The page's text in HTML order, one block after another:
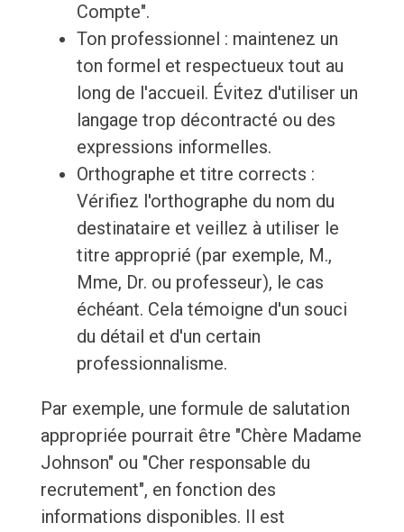
Compte".
Ton professionnel : maintenez un
ton formel et respectueux tout au
long de l'accueil. Évitez d'utiliser un
langage trop décontracté ou des
expressions informelles.
Orthographe et titre corrects :
Vérifiez l'orthographe du nom du
destinataire et veillez à utiliser le
titre approprié (par exemple, M.,
Mme, Dr. ou professeur), le cas
échéant. Cela témoigne d'un souci
du détail et d'un certain
professionnalisme.
Par exemple, une formule de salutation
appropriée pourrait être "Chère Madame
Johnson" ou "Cher responsable du
recrutement", en fonction des
informations disponibles. Il est